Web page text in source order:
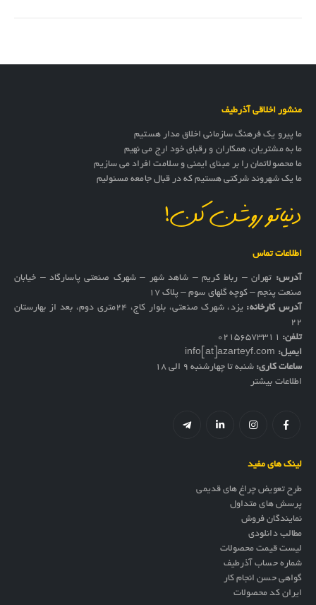
منشور اخلاقی آذرطیف
ما پیرو یک فرهنگ سازمانی اخلاق مدار هستیم
ما به مشتریان، همکاران و رقبای خود ارج می نهیم
ما محصولاتمان را بر مبنای ایمنی و سلامت افراد می سازیم
ما یک شهروند شرکتی هستیم که در قبال جامعه مسئولیم
دنیاتو روشن کن!
اطلاعات تماس
آدرس: تهران – رباط کریم – شاهد شهر – شهرک صنعتی پاسارگاد – خیابان
صنعت پنجم – کوچه گلهای سوم – پلاک 17
آدرس کارخانه:
یزد، شهرک صنعتی، بلوار کاج، ۲۴متری دوم، بعد از بهارستان
۲۲
تلفن: 02156573311
ایمیل: info[at]azarteyf.com
ساعات کاری: شنبه تا چهارشنبه 9 الی 18
اطلاعات بیشتر
لینک های مفید
طرح تعویض چراغ های قدیمی
پرسش های متداول
نمایندگان فروش
مطالب دانلودی
لیست قیمت محصولات
شماره حساب آذرطیف
گواهی حسن انجام کار
ایران کد محصولات